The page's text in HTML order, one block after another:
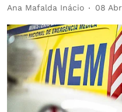
Ana Mafalda Inácio 08